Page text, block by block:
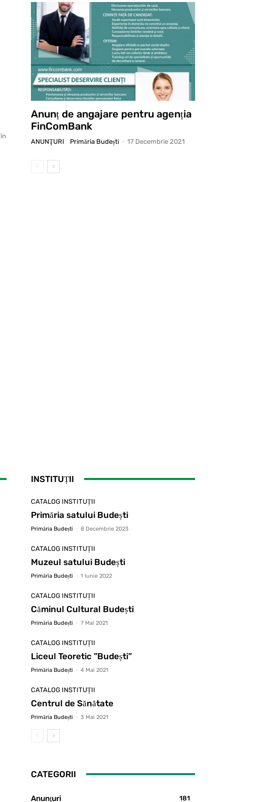
Anunț de angajare pentru agenția
FinComBank
ANUNŢURI Primăria Budești - 17 Decembrie 2021
INSTITUȚII
CATALOG INSTITUȚII
Primăria satului Budești
Primăria Budești - 8 Decembrie 2023
CATALOG INSTITUȚII
Muzeul satului Budești
Primăria Budești - 1 Iunie 2022
CATALOG INSTITUȚII
Căminul Cultural Budești
Primăria Budești - 7 Mai 2021
CATALOG INSTITUȚII
Liceul Teoretic ”Budești”
Primăria Budești - 4 Mai 2021
CATALOG INSTITUȚII
Centrul de Sănătate
Primăria Budești - 3 Mai 2021
CATEGORII
Anunţuri 181